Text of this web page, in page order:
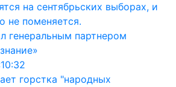
на сентябрьских выборах, и
не поменяется.
генеральным партнером
горстка "народных